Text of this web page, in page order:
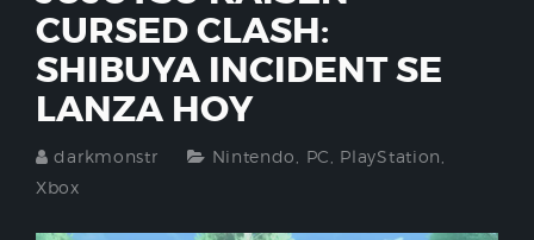
CURSED CLASH:
SHIBUYA INCIDENT SE
LANZA HOY
darkmonstr Nintendo PC PlayStation
Xbox